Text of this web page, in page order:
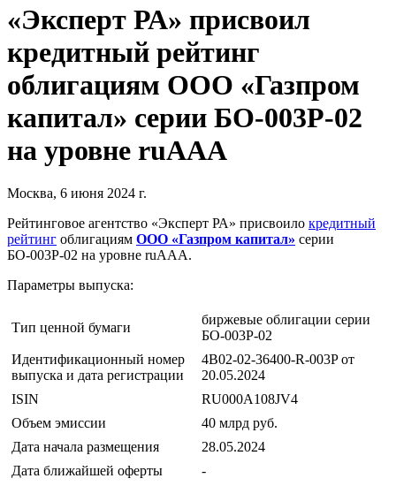
«Эксперт РА» присвоил
кредитный рейтинг
облигациям ООО «Газпром
капитал» серии БО-003Р-02
на уровне ruAAA
Москва, 6 июня 2024 г.
Рейтинговое агентство «Эксперт РА» присвоило кредитный
рейтинг облигациям ООО «Газпром капитал» серии
БО-003Р-02 на уровне ruAAА.
Параметры выпуска:
Тип ценной бумаги
биржевые облигации серии
БО-003Р-02
Идентификационный номер
выпуска и дата регистрации
4B02-02-36400-R-003P от
20.05.2024
ISIN
RU000A108JV4
Объем эмиссии
40 млрд руб.
Дата начала размещения
28.05.2024
Дата ближайшей оферты
-